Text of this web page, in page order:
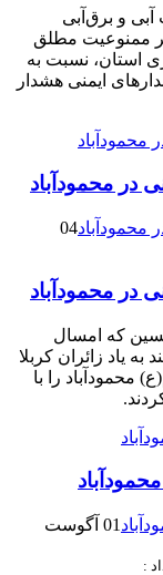
آبی و برق‌آبی
ممنوعیت مطلق
استان، نسبت به
ایمنی هشدار
در محمودآباد
04
در محمودآباد
که امسال
به یاد زائران کربلا
محمودآباد را با
01 آگوست
: